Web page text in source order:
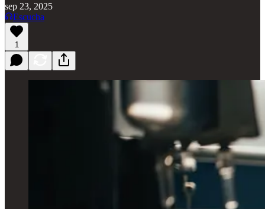
sep 23, 2025
Escucha
1